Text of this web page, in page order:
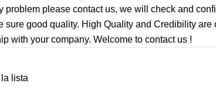
please contact us, we will check and
good quality. High Quality and Credibility are
with your company. Welcome to contact us !
lista